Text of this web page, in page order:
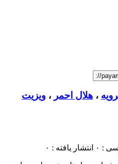
، هلال احمر ، ویزیت
: ۰ انتشار یافته : ۰